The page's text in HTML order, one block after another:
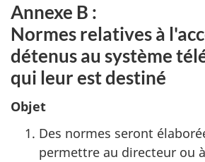
Annexe B :
Normes relatives à
détenus au système
qui leur est destiné
Objet
Des normes seront
permettre au directeur ou